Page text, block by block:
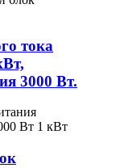
тока
3000 Вт.